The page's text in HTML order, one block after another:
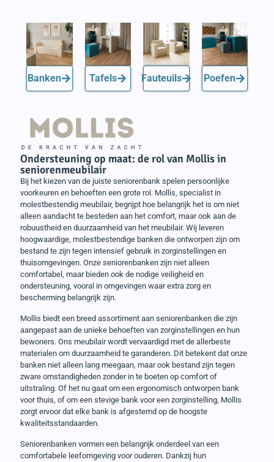
Banken Tafels Fauteuils Poefen
Ondersteuning op maat: de rol van Mollis in
seniorenmeubilair
Bij het kiezen van de juiste seniorenbank spelen persoonlijke
voorkeuren en behoeften een grote rol. Mollis, specialist in
molestbestendig meubilair, begrijpt hoe belangrijk het is om niet
alleen aandacht te besteden aan het comfort, maar ook aan de
robuustheid en duurzaamheid van het meubilair. Wij leveren
hoogwaardige, molestbestendige banken die ontworpen zijn om
bestand te zijn tegen intensief gebruik in zorginstellingen en
thuisomgevingen. Onze seniorenbanken zijn niet alleen
comfortabel, maar bieden ook de nodige veiligheid en
ondersteuning, vooral in omgevingen waar extra zorg en
bescherming belangrijk zijn.
Mollis biedt een breed assortiment aan seniorenbanken die zijn
aangepast aan de unieke behoeften van zorginstellingen en hun
bewoners. Ons meubilair wordt vervaardigd met de allerbeste
materialen om duurzaamheid te garanderen. Dit betekent dat onze
banken niet alleen lang meegaan, maar ook bestand zijn tegen
zware omstandigheden zonder in te boeten op comfort of
uitstraling. Of het nu gaat om een ergonomisch ontworpen bank
voor thuis, of om een stevige bank voor een zorginstelling, Mollis
zorgt ervoor dat elke bank is afgestemd op de hoogste
kwaliteitsstandaarden.
Seniorenbanken vormen een belangrijk onderdeel van een
comfortabele leefomgeving voor ouderen. Dankzij hun